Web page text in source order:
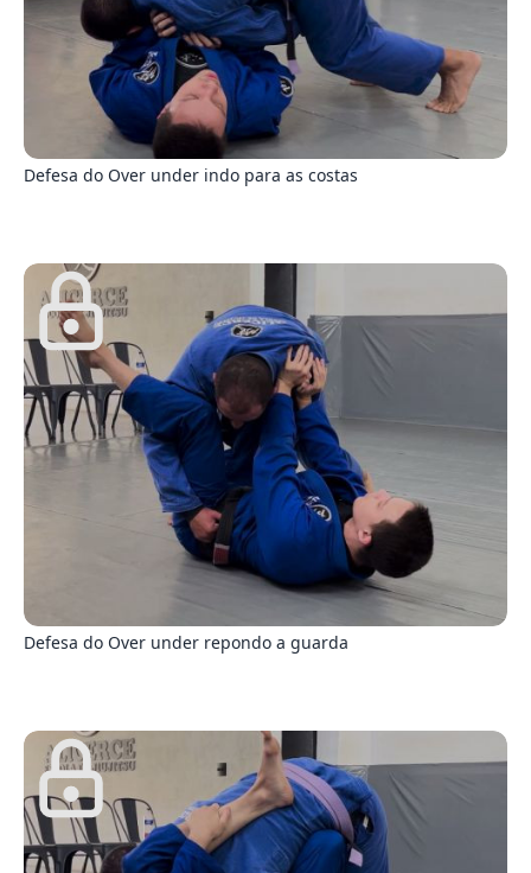
Defesa do Over under indo para as costas
Defesa do Over under repondo a guarda